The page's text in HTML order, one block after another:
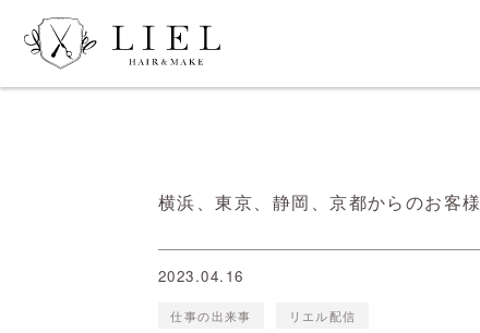
横浜、東京、静岡、京都からのお客様
2023.04.16
仕事の出来事 リエル配信